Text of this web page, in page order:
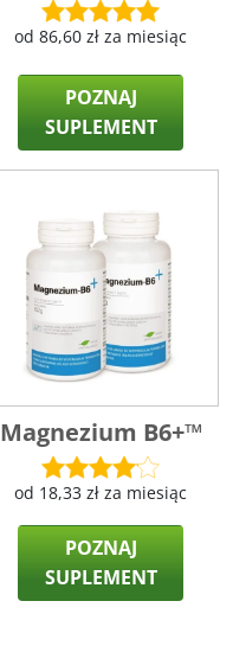
od 86,60 zł za miesiąc
POZNAJ
SUPLEMENT
Magnezium B6+™
od 18,33 zł za miesiąc
POZNAJ
SUPLEMENT